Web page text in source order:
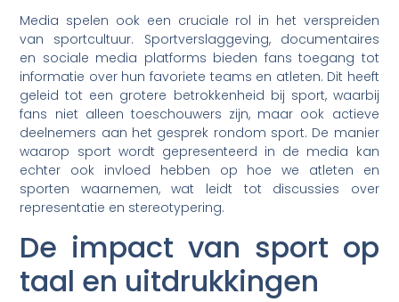
Media spelen ook een cruciale rol in het verspreiden
van sportcultuur. Sportverslaggeving, documentaires
en sociale media platforms bieden fans toegang tot
informatie over hun favoriete teams en atleten. Dit heeft
geleid tot een grotere betrokkenheid bij sport, waarbij
fans niet alleen toeschouwers zijn, maar ook actieve
deelnemers aan het gesprek rondom sport. De manier
waarop sport wordt gepresenteerd in de media kan
echter ook invloed hebben op hoe we atleten en
sporten waarnemen, wat leidt tot discussies over
representatie en stereotypering.
De impact van sport op
taal en uitdrukkingen